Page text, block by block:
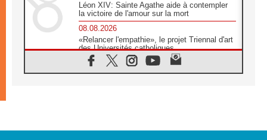
Léon XIV: Sainte Agathe aide à contempler
la victoire de l'amour sur la mort
08.08.2026
«Relancer l'empathie», le projet Triennal d'art
des Universités catholiques
08.08.2026
Signis 2026, donner la parole aux religieuses
07.08.2026